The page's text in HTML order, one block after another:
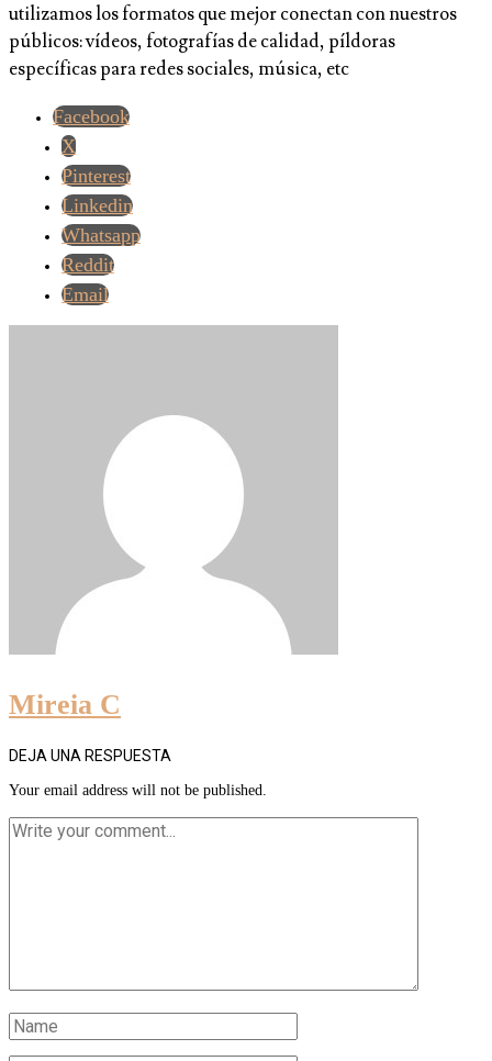
utilizamos los formatos que mejor conectan con nuestros
públicos: vídeos, fotografías de calidad, píldoras
específicas para redes sociales, música, etc
Facebook
X
Pinterest
Linkedin
Whatsapp
Reddit
Email
Mireia C
DEJA UNA RESPUESTA
Your email address will not be published.